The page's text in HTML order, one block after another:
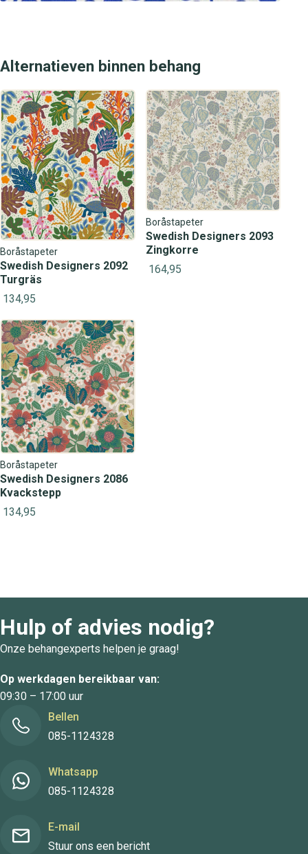
Alternatieven binnen behang
Boråstapeter
Swedish Designers 2092
Turgräs
134,95
Boråstapeter
Swedish Designers 2093
Zingkorre
164,95
Boråstapeter
Swedish Designers 2086
Kvackstepp
134,95
Hulp of advies nodig?
Onze behangexperts helpen je graag!
Op werkdagen bereikbaar van:
09:30 – 17:00 uur
Bellen
085-1124328
Whatsapp
085-1124328
E-mail
Stuur ons een bericht